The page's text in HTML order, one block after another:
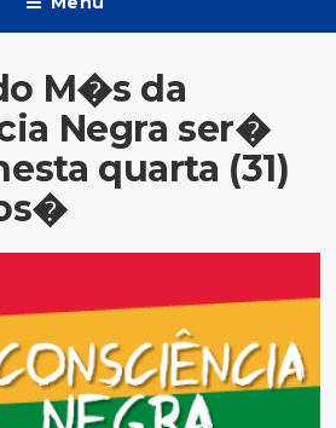
M�s da
Negra ser�
quarta (31)